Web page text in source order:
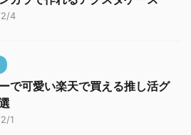
4
で可愛い楽天で買える推し活グ
1